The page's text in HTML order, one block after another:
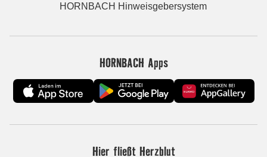
HORNBACH Hinweisgebersystem
HORNBACH Apps
Hier fließt Herzblut